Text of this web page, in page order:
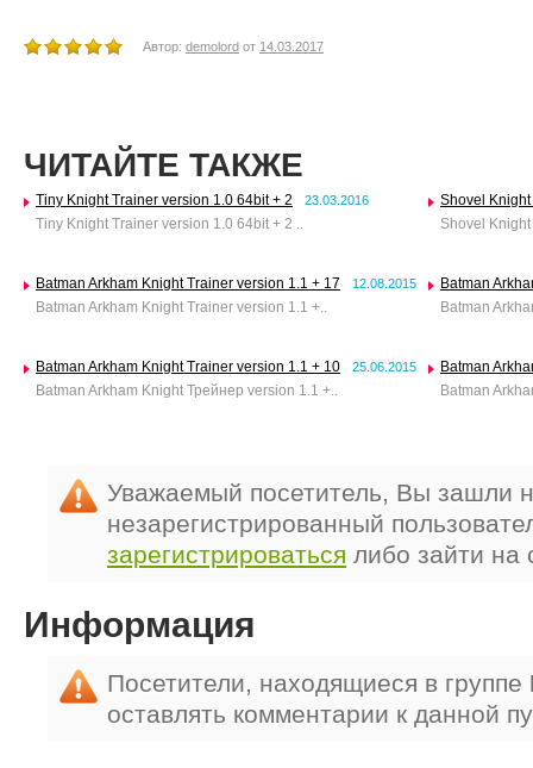
Автор: demolord от 14.03.2017
ЧИТАЙТЕ ТАКЖЕ
Tiny Knight Trainer version 1.0 64bit + 2 23.03.2016
Tiny Knight Trainer version 1.0 64bit + 2 ..
Shovel
Shovel
Batman Arkham Knight Trainer version 1.1 + 17 12.08.2015
Batman Arkham Knight Trainer version 1.1 +..
Batman
Batman
Batman Arkham Knight Trainer version 1.1 + 10 25.06.2015
Batman Arkham Knight Трейнер version 1.1 +..
Batman
Batman
Уважаемый посетитель, Вы зашли
незарегистрированный
зарегистрироваться либо зайти на
Информация
Посетители, находящиеся в группе
оставлять комментарии к данной